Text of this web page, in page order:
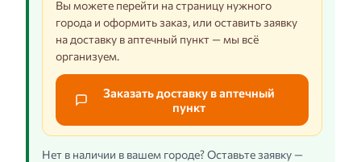
Вы можете перейти на страницу нужного
города и оформить заказ, или оставить заявку
на доставку в аптечный пункт — мы всё
организуем.
Заказать доставку в аптечный
пункт
Нет в наличии в вашем городе? Оставьте заявку —